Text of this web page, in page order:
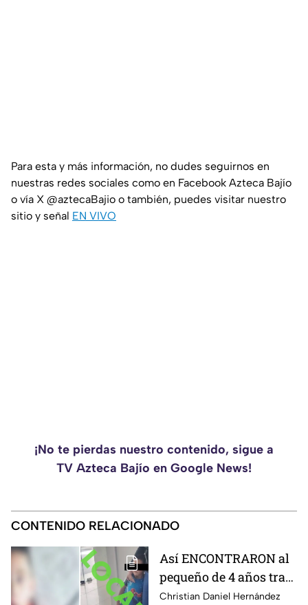
Para esta y más información, no dudes seguirnos en
nuestras redes sociales como en Facebook Azteca Bajío
o vía X @aztecaBajio o también, puedes visitar nuestro
sitio y señal EN VIVO
¡No te pierdas nuestro contenido, sigue a
TV Azteca Bajío en Google News!
CONTENIDO RELACIONADO
Así ENCONTRARON al
pequeño de 4 años tras
la Alerta activada en
Christian Daniel Hernández